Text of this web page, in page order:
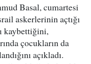
Basal, cumartesi
askerlerinin açtığı
kaybettiğini,
çocukların da
açıkladı.